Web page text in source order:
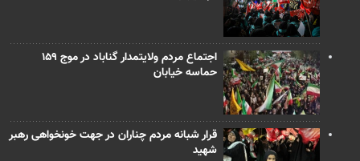
اجتماع مردم ولایتمدار گناباد در موج ۱۵۹
حماسه خیابان
قرار شبانه مردم چناران در جهت خونخواهی رهبر
شهید